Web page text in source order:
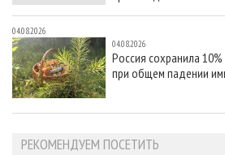
04.08.2026
04.08.2026
Россия сохранила
при общем падении
РЕКОМЕНДУЕМ ПОСЕТИТЬ